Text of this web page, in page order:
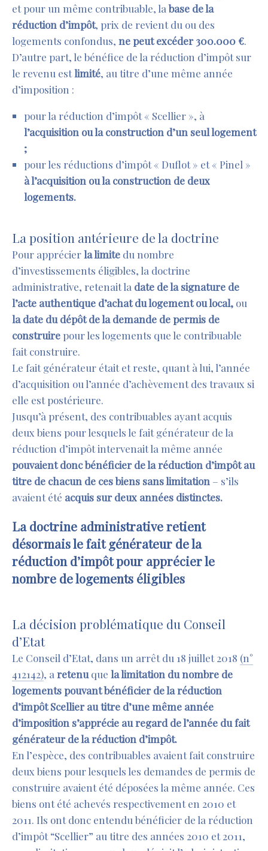
et pour un même contribuable, labase de la
réduction d’impôt, prix de revient du ou des
logements confondus, ne peut excéder 300.000 €.
D’autre part, le bénéfice de la réduction d’impôt sur
le revenu estlimité, au titre d’une même année
d’imposition :
pour la réduction d’impôt « Scellier », à
l’acquisition ou la construction d’un seul logement
;
pour les réductions d’impôt « Duflot » et « Pinel »
à l’acquisition ou la construction de deux
logements.
La position antérieure de la doctrine
Pour apprécierla limite du nombre
d’investissements éligibles, la doctrine
administrative, retenait la date de la signature de
l’acte authentique d’achatdu logement ou local, ou
la date du dépôt de la demande de permis de
construire pour les logements que le contribuable
fait construire.
Le fait générateur était et reste, quant à lui, l’année
d’acquisition ou l’année d’achèvement des travaux si
elle est postérieure.
Jusqu’à présent, des contribuables ayant acquis
deux biens pour lesquels le fait générateur de la
réduction d’impôt intervenait la même année
pouvaient donc bénéficier de la réduction d’impôt au
titre de chacun de ces biens sans limitation – s’ils
avaient été acquis sur deux années distinctes.
La doctrine administrative retient
désormais le fait générateur de la
réduction d’impôt pour apprécier le
nombre de logements éligibles
La décision problématique du Conseil
d’Etat
Le Conseil d’Etat, dans un arrêt du 18 juillet 2018 (n°
412142), a retenu que la limitation du nombre de
logements pouvant bénéficier de la réduction
d’impôt Scellier au titre d’une même année
d’imposition s’apprécie au regard de l’année du fait
générateur de la réduction d’impôt.
En l’espèce, des contribuables avaient fait construire
deux biens pour lesquels les demandes de permis de
construire avaient été déposées la même année. Ces
biens ont été achevés respectivement en 2010 et
2011. Ils ont donc entendu bénéficier de la réduction
d’impôt “Scellier” au titre des années 2010 et 2011,